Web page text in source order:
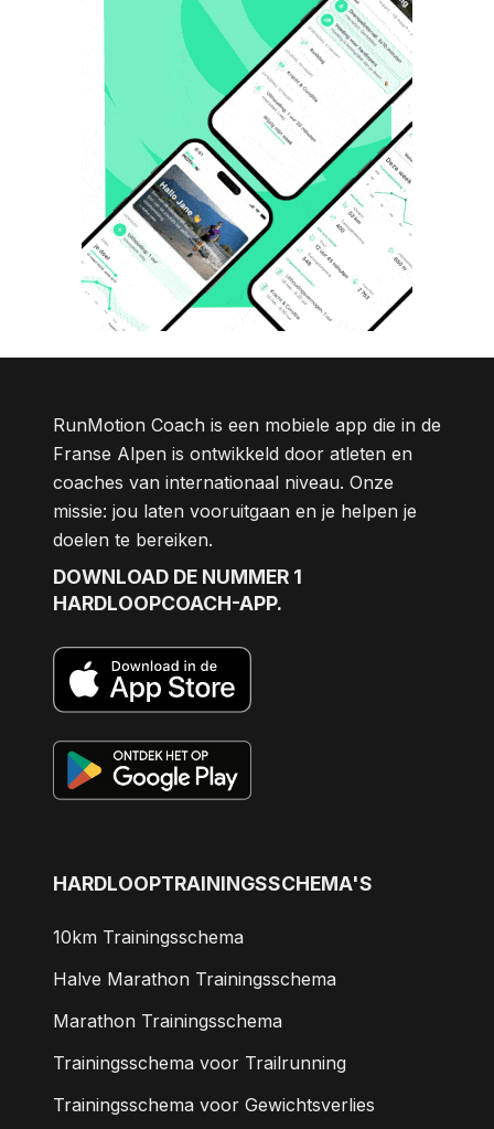
RunMotion Coach is een mobiele app die in de
Franse Alpen is ontwikkeld door atleten en
coaches van internationaal niveau. Onze
missie: jou laten vooruitgaan en je helpen je
doelen te bereiken.
DOWNLOAD DE NUMMER 1
HARDLOOPCOACH-APP.
HARDLOOPTRAININGSSCHEMA'S
10km Trainingsschema
Halve Marathon Trainingsschema
Marathon Trainingsschema
Trainingsschema voor Trailrunning
Trainingsschema voor Gewichtsverlies